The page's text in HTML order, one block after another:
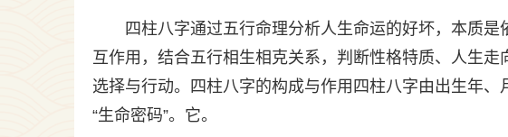
四柱八字通过五行命理分析人生命运的好坏，本质
互作用，结合五行相生相克关系，判断性格特质、人生
选择与行动。四柱八字的构成与作用四柱八字由出生年
“生命密码”。它。